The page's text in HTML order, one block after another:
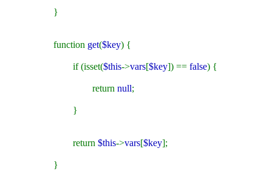
}
function get($key) {
if (isset($this->vars[$key]) == false) {
return null;
}
return $this->vars[$key];
}